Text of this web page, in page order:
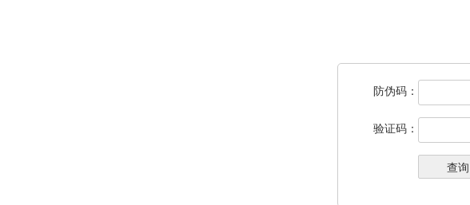
防伪码：
验证码：